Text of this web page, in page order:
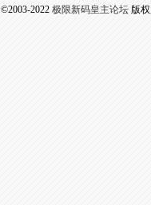
©2003-2022 极限新码皇主论坛版权